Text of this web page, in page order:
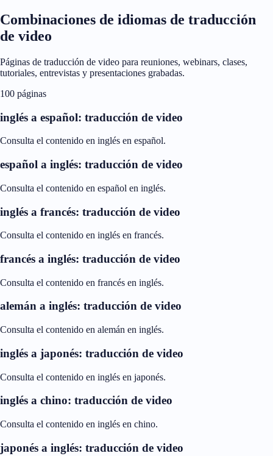
Combinaciones de idiomas de traducción
de video
Páginas de traducción de video para reuniones, webinars, clases,
tutoriales, entrevistas y presentaciones grabadas.
100 páginas
inglés a español: traducción de video
Consulta el contenido en inglés en español.
español a inglés: traducción de video
Consulta el contenido en español en inglés.
inglés a francés: traducción de video
Consulta el contenido en inglés en francés.
francés a inglés: traducción de video
Consulta el contenido en francés en inglés.
alemán a inglés: traducción de video
Consulta el contenido en alemán en inglés.
inglés a japonés: traducción de video
Consulta el contenido en inglés en japonés.
inglés a chino: traducción de video
Consulta el contenido en inglés en chino.
japonés a inglés: traducción de video